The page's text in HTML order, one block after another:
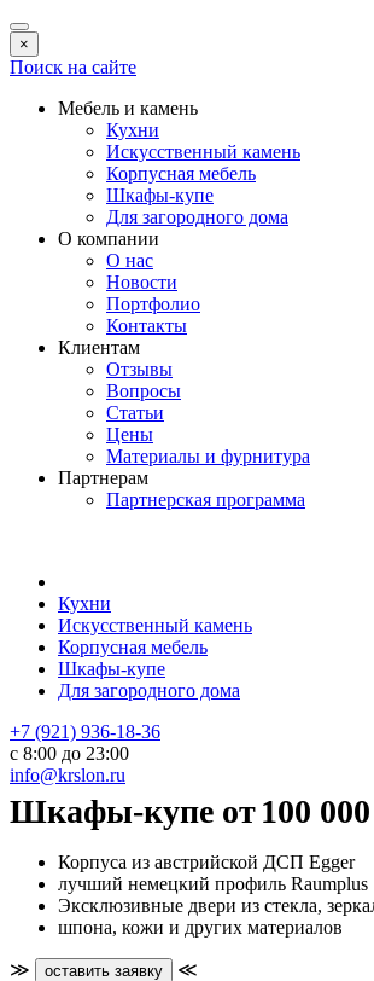
×
Поиск на сайте
Мебель и камень
Кухни
Искусственный камень
Корпусная мебель
Шкафы-купе
Для загородного дома
О компании
О нас
Новости
Портфолио
Контакты
Клиентам
Отзывы
Вопросы
Статьи
Цены
Материалы и фурнитура
Партнерам
Партнерская программа
Кухни
Искусственный камень
Корпусная мебель
Шкафы-купе
Для загородного дома
+7 (921) 936-18-36
с 8:00 до 23:00
info@krslon.ru
Шкафы-купе от100
Корпуса из австрийской ДСП Egger
лучший немецкий профиль Raumplus
Эксклюзивные двери из стекла,
шпона, кожи и других материалов
≫ оставить заявку
≪